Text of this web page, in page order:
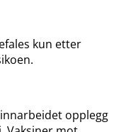
kun etter
opplegg